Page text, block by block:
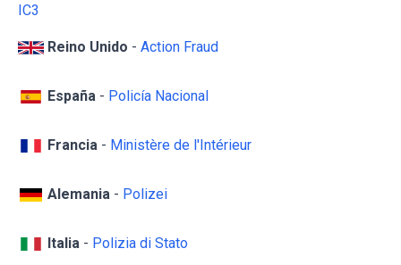
IC3
Reino Unido - Action Fraud
España - Policía Nacional
Francia - Ministère de l'Intérieur
Alemania - Polizei
Italia - Polizia di Stato